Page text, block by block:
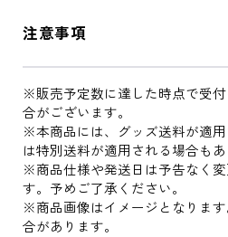
注意事項
※販売予定数に達した時点で受
合がございます。
※本商品には、グッズ送料が適
は特別送料が適用される場合もあ
※商品仕様や発送日は予告なく
す。予めご了承ください。
※商品画像はイメージとなりま
合があります。